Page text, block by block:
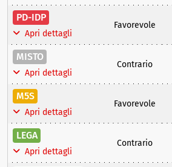
PD-IDP
Apri dettagli
Favorevole
MISTO
Apri dettagli
Contrario
M5S
Apri dettagli
Favorevole
LEGA
Apri dettagli
Contrario